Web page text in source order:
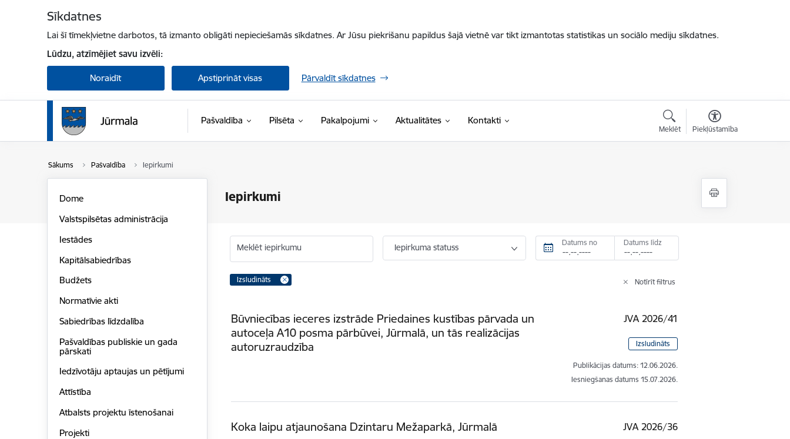
Sīkdatnes
Lai šī tīmekļvietne darbotos, tā izmanto obligāti nepieciešamās sīkdatnes. Ar Jūsu piekrišanu papildus šajā vietnē var tikt izmantotas statistikas un sociālo mediju sīkdatnes.
Lūdzu, atzīmējiet savu izvēli:
Noraidīt Apstiprināt visas Pārvaldīt sīkdatnes
Pašvaldība Pilsēta Pakalpojumi Aktualitātes Kontakti
Meklēt Piekļūstamība
Sākums Pašvaldība Iepirkumi
Iepirkumi
Dome
Valstspilsētas administrācija
Iestādes
Kapitālsabiedrības
Budžets
Normatīvie akti
Sabiedrības līdzdalība
Pašvaldības publiskie un gada
pārskati
Iedzīvotāju aptaujas un pētījumi
Attīstība
Atbalsts projektu īstenošanai
Projekti
Meklēt iepirkumu Iepirkuma statuss Datums no Datums līdz
Izsludināts Notīrīt filtrus
Būvniecības ieceres izstrāde Priedaines kustības pārvada un
autoceļa A10 posma pārbūvei, Jūrmalā, un tās realizācijas
autoruzraudzība
JVA 2026/41
Izsludināts
Publikācijas datums: 12.06.2026.
Iesniegšanas datums 15.07.2026.
Koka laipu atjaunošana Dzintaru Mežaparkā, Jūrmalā JVA 2026/36